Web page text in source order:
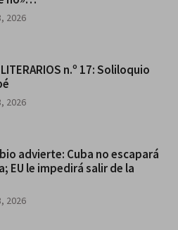
2026
n.º 17: Soliloquio
2026
advierte: Cuba no escapará
EU le impedirá salir de la
2026